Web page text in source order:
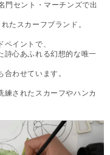
門セント・マーチンズで出
たスカーフブランド。
イントで、
詩心あふれる幻想的な唯一
わせています。
練されたスカーフやハンカ